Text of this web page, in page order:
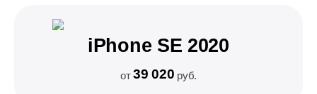
iPhone SE 2020
от39 020 руб.